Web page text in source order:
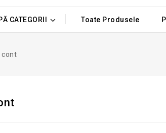
CATEGORII
Toate Produsele
cont